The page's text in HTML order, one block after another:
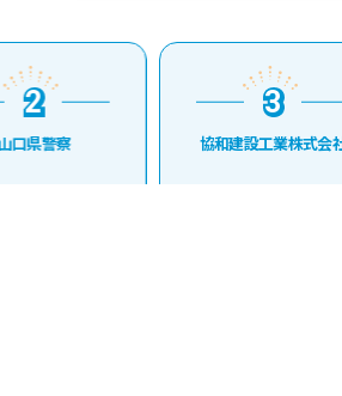
2
2
口県警察
3
3
協和建設工業株式会社